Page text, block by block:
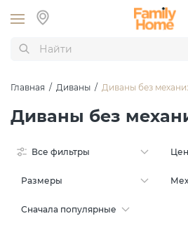
Главная / Диваны / Диваны без
Диваны без
Все фильтры
Размеры
Сначала популярные